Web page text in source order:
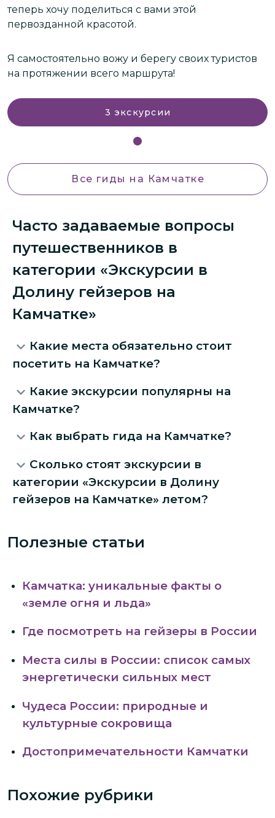
теперь хочу поделиться с вами этой
первозданной красотой.
Я самостоятельно вожу и берегу своих туристов
на протяжении всего маршрута!
3 экскурсии
Все гиды на Камчатке
Часто задаваемые вопросы
путешественников в
категории «Экскурсии в
Долину гейзеров на
Камчатке»
Какие места обязательно стоит
посетить на Камчатке?
Какие экскурсии популярны на
Камчатке?
Как выбрать гида на Камчатке?
Сколько стоят экскурсии в
категории «Экскурсии в Долину
гейзеров на Камчатке» летом?
Полезные статьи
Камчатка: уникальные факты о
«земле огня и льда»
Где посмотреть на гейзеры в России
Места силы в России: список самых
энергетически сильных мест
Чудеса России: природные и
культурные сокровища
Достопримечательности Камчатки
Похожие рубрики